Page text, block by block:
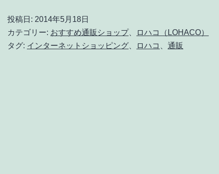
投稿日: 2014年5月18日
カテゴリー: おすすめ通販ショップ、
ロハコ（LOHACO）
タグ: インターネットショッピング ロハコ 通販